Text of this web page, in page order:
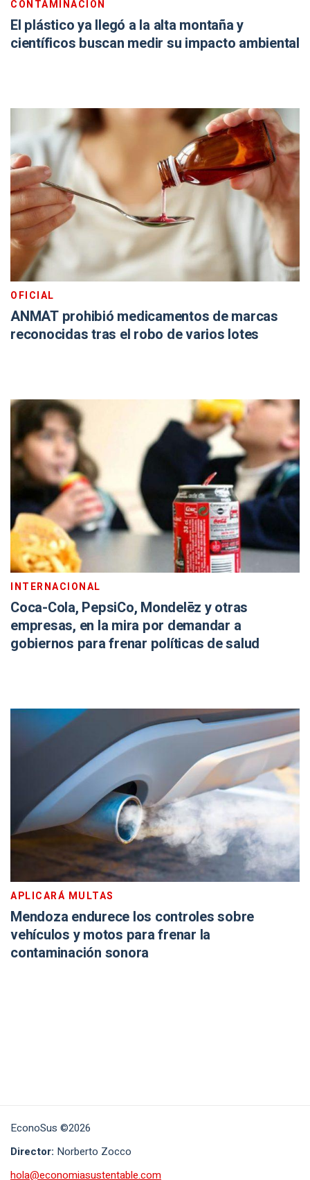
CONTAMINACIÓN
El plástico ya llegó a la alta montaña y
científicos buscan medir su impacto ambiental
OFICIAL
ANMAT prohibió medicamentos de marcas
reconocidas tras el robo de varios lotes
INTERNACIONAL
Coca-Cola, PepsiCo, Mondelēz y otras
empresas, en la mira por demandar a
gobiernos para frenar políticas de salud
APLICARÁ MULTAS
Mendoza endurece los controles sobre
vehículos y motos para frenar la
contaminación sonora
EconoSus ©2026
Director: Norberto Zocco
hola@economiasustentable.com